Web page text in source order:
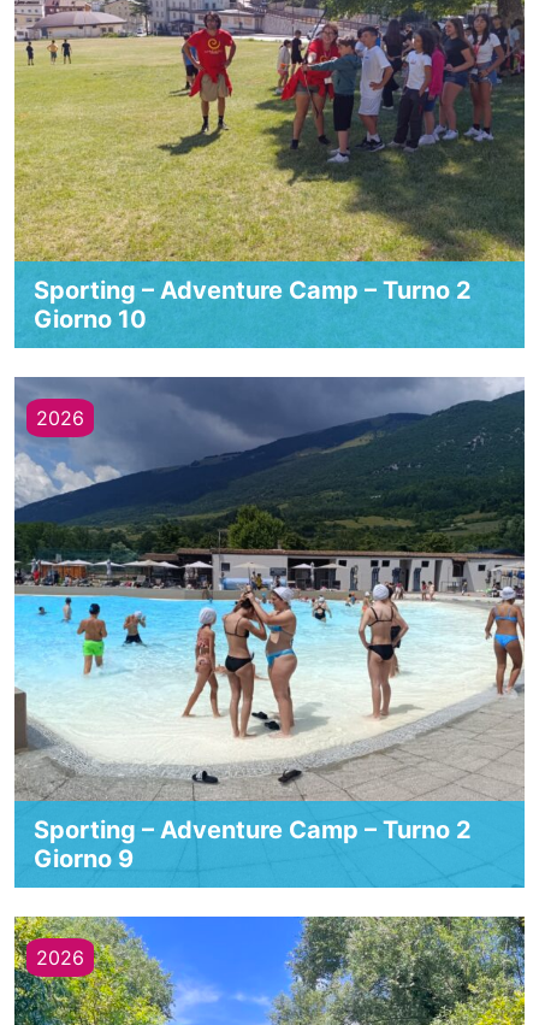
Sporting – Adventure Camp – Turno 2
Giorno 10
2026
Sporting – Adventure Camp – Turno 2
Giorno 9
2026